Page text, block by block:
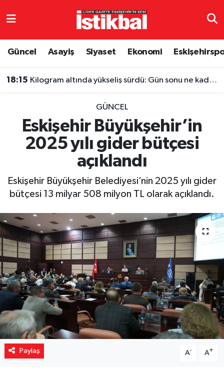
Güncel Asayiş Siyaset Ekonomi
18:15 Kilogram altında yükseliş sürdü: Gün sonu ne kadar oldu?
GÜNCEL
Eskişehir Büyükşehir’in
2025 yılı gider bütçesi
açıklandı
Eskişehir Büyükşehir Belediyesi’nin 2025 yılı gider
bütçesi 13 milyar 508 milyon TL olarak açıklandı.
Paylaş A- A+
Eskişehirspor
Spor
Ekonomi
Sağlık
Yaşam
Resmi ilanlar
Eskişehir Nöbetçi Eczaneler
TFF 3.Lig 4.Grup Puan Durumu ve Fikstür
Tüm Manşetler
Son Dakika Haberleri
Haber Arşivi